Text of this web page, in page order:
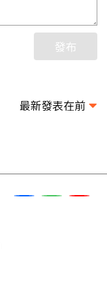
發布
最新發表在前